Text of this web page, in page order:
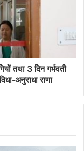
तथा 3 दिन गर्भवती
अनुराधा राणा